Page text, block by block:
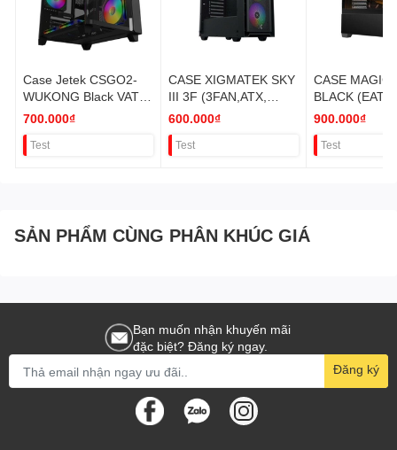
Case Jetek CSGO2-
WUKONG Black VAT
(1 mặt cường lực)
700.000₫
Test
CASE XIGMATEK SKY
III 3F (3FAN,ATX,
Micro-ATX, ITX) VAT
600.000₫
Test
CASE MAGIC
BLACK
VAT
900.000₫
Test
SẢN PHẨM CÙNG PHÂN KHÚC GIÁ
Bạn muốn nhận khuyến mãi
đặc biệt? Đăng ký ngay.
Đăng ký